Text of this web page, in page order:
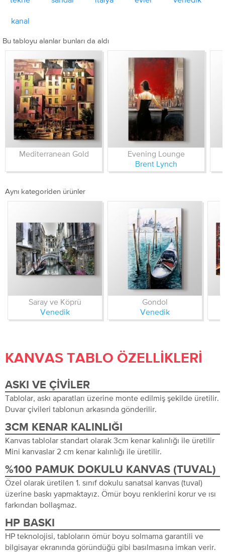
kanal
Bu tabloyu alanlar bunları da aldı
Mediterranean Gold
Evening Lounge
Brent Lynch
Aynı kategoriden ürünler
Saray ve Köprü
Venedik
Gondol
Venedik
KANVAS TABLO ÖZELLIKLERI
ASKI VE ÇIVILER
Tablolar, askı aparatları üzerine monte edilmiş şekilde üretilir.
Duvar çivileri tablonun arkasında gönderilir.
3CM KENAR KALINLIĞI
Kanvas tablolar standart olarak 3cm kenar kalınlığı ile üretilir
Mini kanvaslar 2 cm kenar kalınlığı ile üretilir.
%100 PAMUK DOKULU KANVAS (TUVAL)
Özel olarak üretilen 1. sınıf dokulu sanatsal kanvas (tuval)
üzerine baskı yapmaktayız. Ömür boyu renklerini korur ve ısı
farkından bollaşmaz.
HP BASKI
HP teknolojisi, tabloların ömür boyu solmama garantili ve
bilgisayar ekranında göründüğü gibi basılmasına imkan verir.